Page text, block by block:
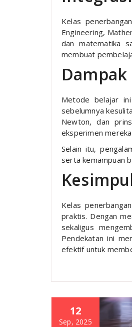
Kelas
Engineering,
dan matematika
membuat
Metode belajar
sebelumnya
Newton, dan
eksperimen mereka.
Selain itu,
serta kemampuan
Kelas
praktis. Dengan
sekaligus
Pendekatan ini
efektif untuk
12
Sep, 2025